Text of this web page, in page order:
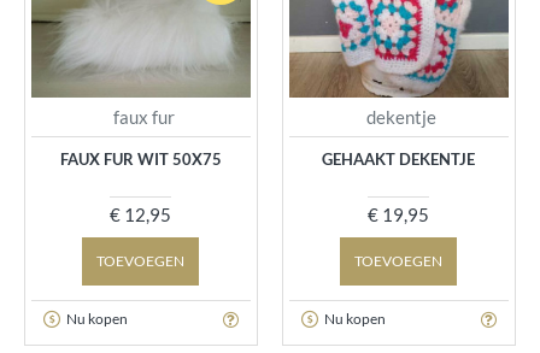
faux fur
FAUX FUR WIT 50X75
€ 12,95
TOEVOEGEN
Nu kopen
dekentje
GEHAAKT DEKENTJE
€ 19,95
TOEVOEGEN
Nu kopen